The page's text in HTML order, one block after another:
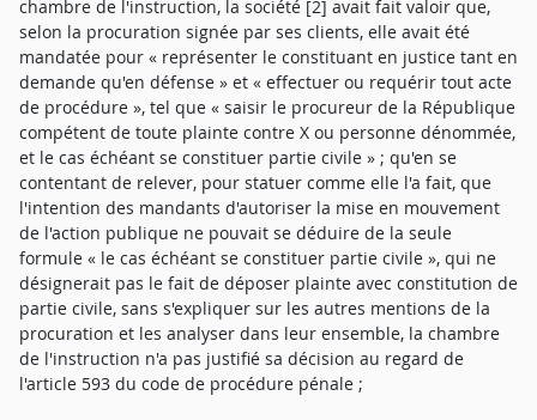
chambre de l'instruction, la société [2] avait fait valoir que,
selon la procuration signée par ses clients, elle avait été
mandatée pour « représenter le constituant en justice tant en
demande qu'en défense » et « effectuer ou requérir tout acte
de procédure », tel que « saisir le procureur de la République
compétent de toute plainte contre X ou personne dénommée,
et le cas échéant se constituer partie civile » ; qu'en se
contentant de relever, pour statuer comme elle l'a fait, que
l'intention des mandants d'autoriser la mise en mouvement
de l'action publique ne pouvait se déduire de la seule
formule « le cas échéant se constituer partie civile », qui ne
désignerait pas le fait de déposer plainte avec constitution de
partie civile, sans s'expliquer sur les autres mentions de la
procuration et les analyser dans leur ensemble, la chambre
de l'instruction n'a pas justifié sa décision au regard de
l'article 593 du code de procédure pénale ;